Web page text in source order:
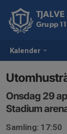
Kalender
Grupp
Onsdag 29
Stadium
Samling: 17:50